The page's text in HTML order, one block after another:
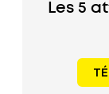
Les 5